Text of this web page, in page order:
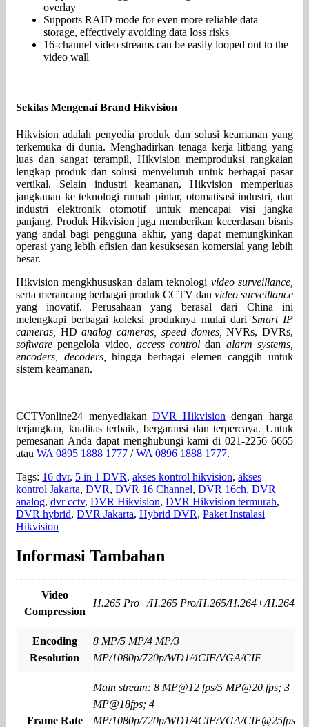
overlay
Supports RAID mode for even more reliable data
storage, effectively avoiding data loss risks
16-channel video streams can be easily looped out to the
video wall
Sekilas Mengenai Brand Hikvision
Hikvision adalah penyedia produk dan solusi keamanan yang
terkemuka di dunia. Menghadirkan tenaga kerja litbang yang
luas dan sangat terampil, Hikvision memproduksi rangkaian
lengkap produk dan solusi menyeluruh untuk berbagai pasar
vertikal. Selain industri keamanan, Hikvision memperluas
jangkauan ke teknologi rumah pintar, otomatisasi industri, dan
industri elektronik otomotif untuk mencapai visi jangka
panjang. Produk Hikvision juga memberikan kecerdasan bisnis
yang andal bagi pengguna akhir, yang dapat memungkinkan
operasi yang lebih efisien dan kesuksesan komersial yang lebih
besar.
Hikvision mengkhususkan dalam teknologi video surveillance,
serta merancang berbagai produk CCTV dan video surveillance
yang inovatif. Perusahaan yang berasal dari China ini
melengkapi berbagai koleksi produknya mulai dari Smart IP
cameras,
HDanalog cameras, speed domes, NVRs, DVRs,
software pengelola video, access control dan alarm systems,
encoders, decoders,
hingga berbagai elemen canggih untuk
sistem keamanan.
CCTVonline24 menyediakanDVR Hikvision dengan harga
terjangkau, kualitas terbaik, bergaransi dan terpercaya. Untuk
pemesanan Anda dapat menghubungi kami di 021-2256 6665
atau WA 0895 1888 1777 /WA 0896 1888 1777.
Tags: 16 dvr, 5 in 1 DVR, akses kontrol hikvision, akses
kontrol Jakarta, DVR, DVR 16 Channel, DVR 16ch, DVR
analog, dvr cctv, DVR Hikvision, DVR Hikvision termurah,
DVR hybrid, DVR Jakarta, Hybrid DVR, Paket Instalasi
Hikvision
Informasi Tambahan
Video
Compression
H.265 Pro+/H.265 Pro/H.265/H.264+/H.264
Encoding
Resolution
8 MP/5 MP/4 MP/3
MP/1080p/720p/WD1/4CIF/VGA/CIF
Frame Rate
Main stream: 8 MP@12 fps/5 MP@20 fps; 3
MP@18fps; 4
MP/1080p/720p/WD1/4CIF/VGA/CIF@25fps